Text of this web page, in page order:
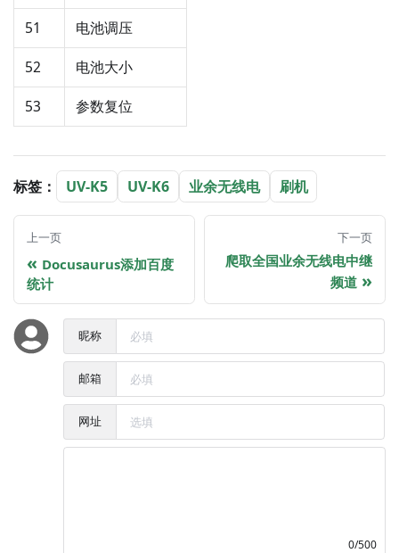
51
电池调压
52
电池大小
53
参数复位
标签： UV-K5 UV-K6 业余无线电 刷机
上一页
Docusaurus添加百度
统计
下一页
爬取全国业余无线电中继
频道
昵称
邮箱
网址
0/500